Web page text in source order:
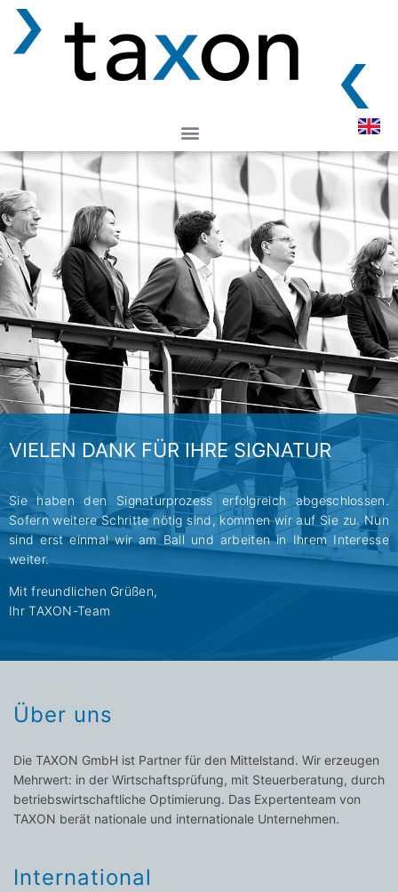
VIELEN DANK FÜR IHRE SIGNATUR
Sie haben den Signaturprozess erfolgreich abgeschlossen.
Sofern weitere Schritte nötig sind, kommen wir auf Sie zu. Nun
sind erst einmal wir am Ball und arbeiten in Ihrem Interesse
weiter.
Mit freundlichen Grüßen,
Ihr TAXON-Team
Über uns
Die TAXON GmbH ist Partner für den Mittelstand. Wir erzeugen
Mehrwert: in der Wirtschaftsprüfung, mit Steuerberatung, durch
betriebswirtschaftliche Optimierung. Das Expertenteam von
TAXON berät nationale und internationale Unternehmen.
International